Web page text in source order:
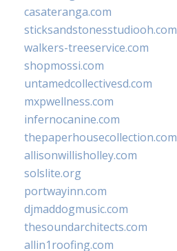
casateranga.com
sticksandstonesstudiooh.com
walkers-treeservice.com
shopmossi.com
untamedcollectivesd.com
mxpwellness.com
infernocanine.com
thepaperhousecollection.com
allisonwillisholley.com
solslite.org
portwayinn.com
djmaddogmusic.com
thesoundarchitects.com
allin1roofing.com